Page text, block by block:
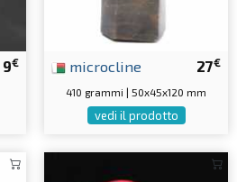
9€ 27€
microcline
410 grammi | 50x45x120 mm
vedi il prodotto